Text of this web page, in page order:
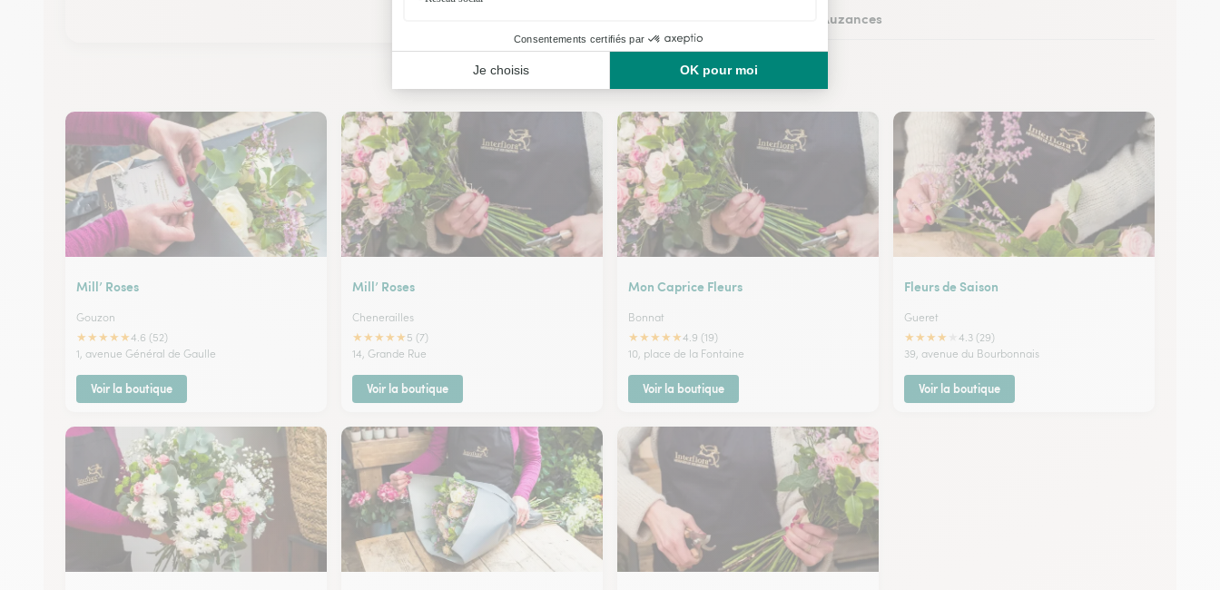
Fleuristes à Auzances
Nos fleuristes à Rimondeix
Mill’ Roses
Gouzon
★★★★★4.6 (52)
1, avenue Général de Gaulle
Voir la boutique
Mill’ Roses
Chenerailles
★★★★★ 5 (7)
14, Grande Rue
Voir la boutique
Mon Caprice Fleurs
Bonnat
★★★★★4.9 (19)
10, place de la Fontaine
Voir la boutique
Fleurs de Saison
Gueret
★★★★
4.3 (29)
39, avenue du Bourbonnais
Voir la boutique